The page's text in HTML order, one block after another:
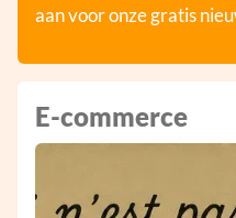
aan voor onze gratis
E-commerce